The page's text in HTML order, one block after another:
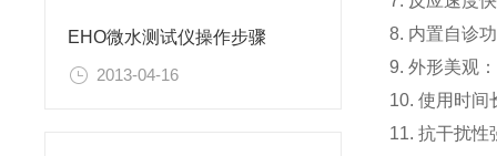
EHO微水测试仪操作步骤
2013-04-16
8. 内置自诊
9. 外形美观
10. 使用时间
11. 抗干扰性